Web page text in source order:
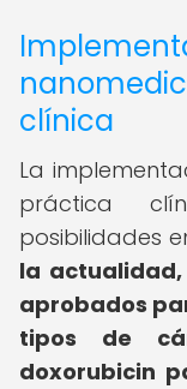
clínica
La
práctica
posibilidades
la
aprobados
tipos de
doxorubicin